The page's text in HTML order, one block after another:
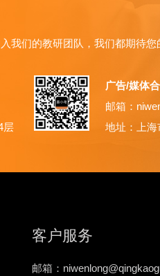
我们的教研团队，我们都期待
层
广告/媒体
邮箱：
地址：上
客户服务
邮箱：